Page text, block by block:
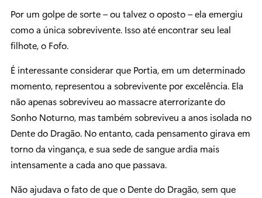
Por um golpe de sorte – ou talvez o oposto – ela emergiu
como a única sobrevivente. Isso até encontrar seu leal
filhote, o Fofo.
É interessante considerar que Portia, em um determinado
momento, representou a sobrevivente por excelência. Ela
não apenas sobreviveu ao massacre aterrorizante do
Sonho Noturno, mas também sobreviveu a anos isolada no
Dente do Dragão. No entanto, cada pensamento girava em
torno da vingança, e sua sede de sangue ardia mais
intensamente a cada ano que passava.
Não ajudava o fato de que o Dente do Dragão, sem que